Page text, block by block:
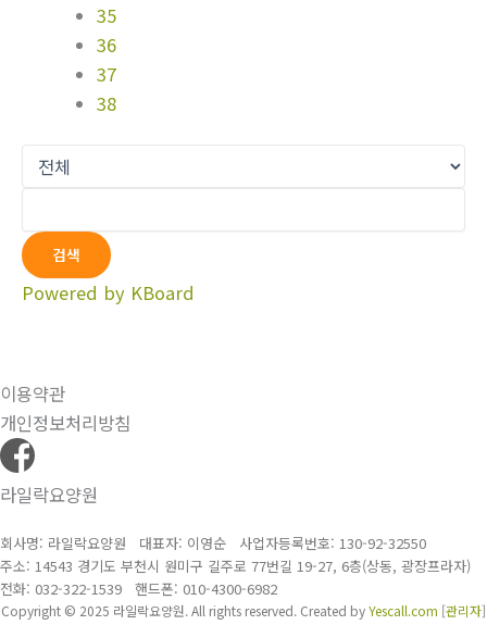
35
36
37
38
검색
Powered by KBoard
이용약관
개인정보처리방침
라일락요양원
회사명: 라일락요양원 대표자: 이영순 사업자등록번호: 130-92-32550
주소: 14543 경기도 부천시 원미구 길주로 77번길 19-27, 6층(상동, 광장프라자)
전화: 032-322-1539 핸드폰: 010-4300-6982
Copyright © 2025 라일락요양원. All rights reserved. Created byYescall.com [관리자]